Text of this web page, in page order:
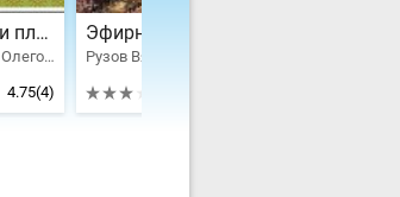
Чакравидья и планирование успеха
Рузов Вячеслав Олегович
4.75(4)
Эфирные масла